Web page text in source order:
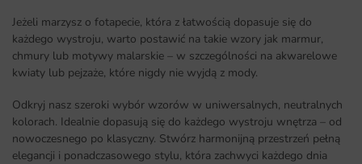
Jeżeli marzysz o fotapecie, która z łatwością dopasuje się do
każdego wystroju, warto postawić na takie wzory jak marmur,
chmury lub motywy malarskie – w szczególności na akwarelowe
kwiaty lub pejzaże, które nigdy nie wyjdą z mody.
Odkryj nasz szeroki wybór wzorów w uniwersalnych, neutralnych
kolorach. Idealnie dopasują się do każdego wystroju wnętrza – od
nowoczesnego po klasyczny. Stwórz harmonijną przestrzeń pełną
elegancji i ponadczasowego stylu, która zachwyci każdego dnia